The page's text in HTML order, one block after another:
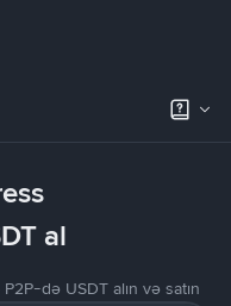
al
də USDT alın və satın